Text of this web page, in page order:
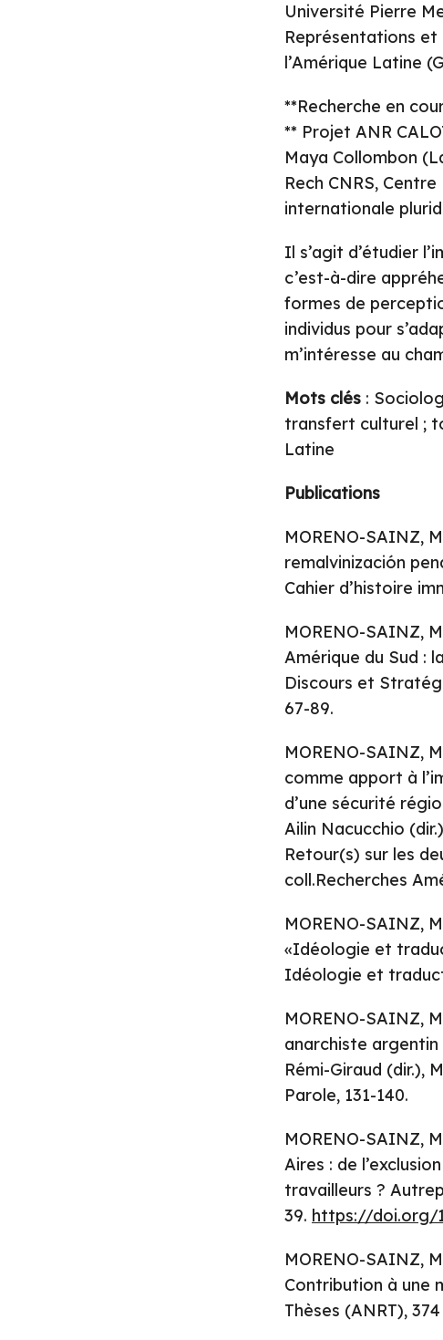
Université Pierre
Représentations et
l’Amérique Latine
**Recherche en
** Projet ANR
Maya Collombon
Rech CNRS,
internationale
Il s’agit d’étudier
c’est-à-dire
formes de
individus pour
m’intéresse au
Mots clés :
transfert culturel ;
Latine
Publications
MORENO-SAINZ,
remalvinización
Cahier d’histoire
MORENO-SAINZ,
Amérique du Sud :
Discours et
67-89.
MORENO-SAINZ,
comme apport à
d’une sécurité
Ailin Nacucchio
Retour(s) sur les
coll.Recherches
MORENO-SAINZ,
«Idéologie et
Idéologie et
MORENO-SAINZ,
anarchiste argentin
Rémi-Giraud (dir.),
Parole, 131-140.
MORENO-SAINZ,
Aires : de
travailleurs ?
39. https://doi.org/
MORENO-SAINZ,
Contribution à une
Thèses (ANRT), 374